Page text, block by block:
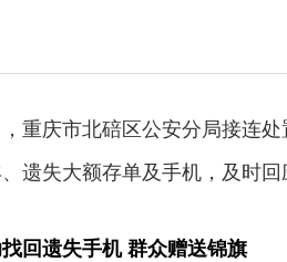
重庆市北碚区公安分局接连
遗失大额存单及手机，及时回
回遗失手机 群众赠送锦旗